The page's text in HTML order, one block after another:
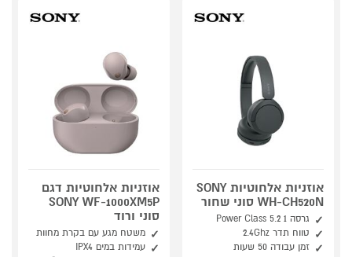
אוזניות אלחוטיות SONY
WH-CH520N סוני שחור
גרסה 1 Power Class 5.2
טווח תדר 2.4Ghz
זמן עבודה 50 שעות
אוזניות אלחוטיות דגם
SONY WF-1000XM5P
סוני ורוד
משטח מגע עם בקרת מחוות
עמידות במים IPX4